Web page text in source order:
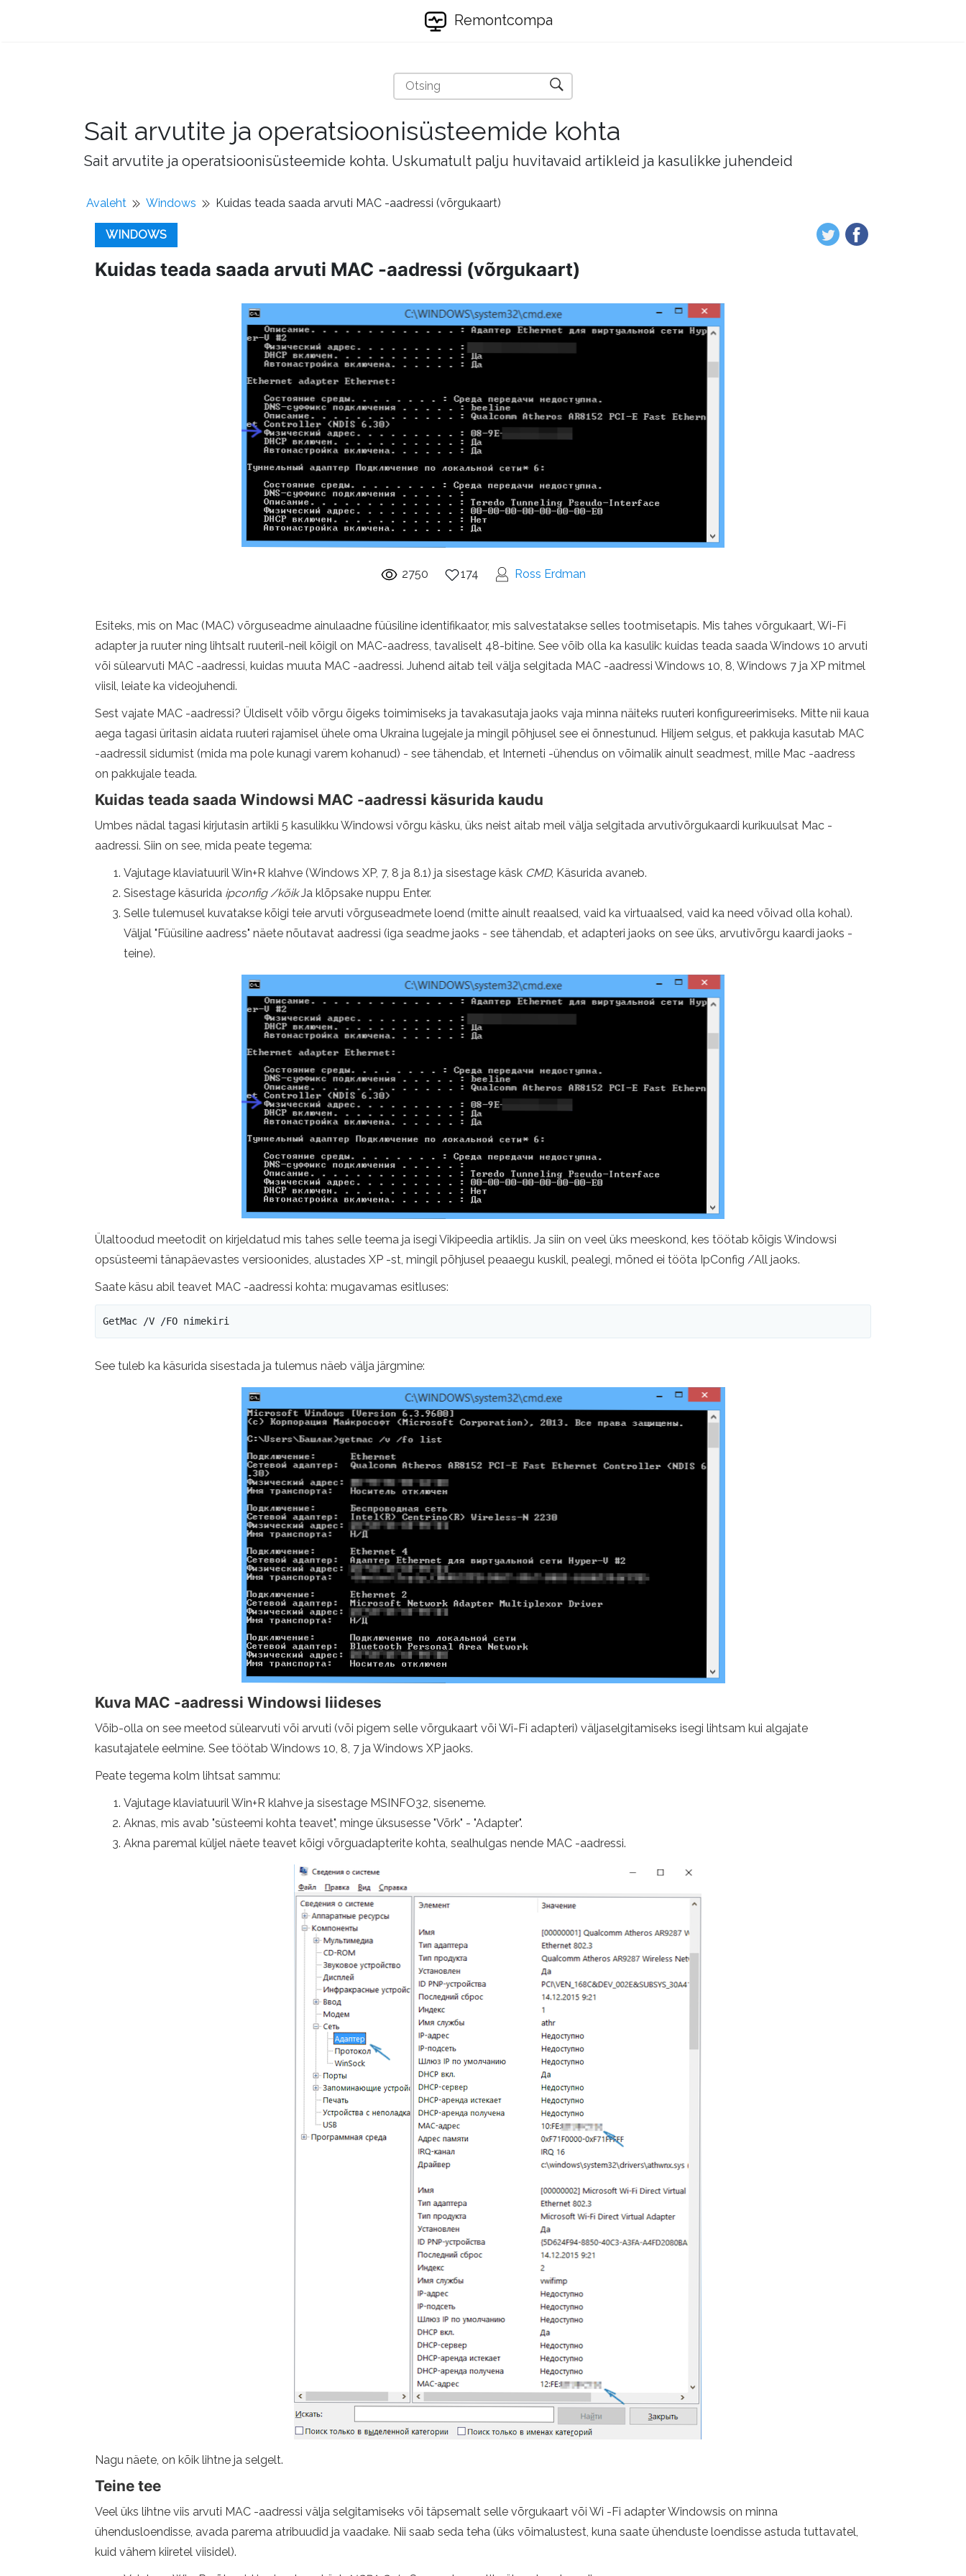
Remontcompa
Sait arvutite ja operatsioonisüsteemide kohta
Sait arvutite ja operatsioonisüsteemide kohta. Uskumatult palju huvitavaid artikleid ja kasulikke juhendeid
Avaleht Windows Kuidas teada saada arvuti MAC -aadressi (võrgukaart)
WINDOWS
Kuidas teada saada arvuti MAC -aadressi (võrgukaart)
2750 174 Ross Erdman
Esiteks, mis on Mac (MAC) võrguseadme ainulaadne füüsiline identifikaator, mis salvestatakse selles tootmisetapis. Mis tahes võrgukaart, Wi-Fi
adapter ja ruuter ning lihtsalt ruuteril-neil kõigil on MAC-aadress, tavaliselt 48-bitine. See võib olla ka kasulik: kuidas teada saada Windows 10 arvuti
või sülearvuti MAC -aadressi, kuidas muuta MAC -aadressi. Juhend aitab teil välja selgitada MAC -aadressi Windows 10, 8, Windows 7 ja XP mitmel
viisil, leiate ka videojuhendi.
Sest vajate MAC -aadressi? Üldiselt võib võrgu õigeks toimimiseks ja tavakasutaja jaoks vaja minna näiteks ruuteri konfigureerimiseks. Mitte nii kaua
aega tagasi üritasin aidata ruuteri rajamisel ühele oma Ukraina lugejale ja mingil põhjusel see ei õnnestunud. Hiljem selgus, et pakkuja kasutab MAC
-aadressil sidumist (mida ma pole kunagi varem kohanud) - see tähendab, et Interneti -ühendus on võimalik ainult seadmest, mille Mac -aadress
on pakkujale teada.
Kuidas teada saada Windowsi MAC -aadressi käsurida kaudu
Umbes nädal tagasi kirjutasin artikli 5 kasulikku Windowsi võrgu käsku, üks neist aitab meil välja selgitada arvutivõrgukaardi kurikuulsat Mac -
aadressi. Siin on see, mida peate tegema:
Vajutage klaviatuuril Win+R klahve (Windows XP, 7, 8 ja 8.1) ja sisestage käsk CMD, Käsurida avaneb.
Sisestage käsurida ipconfig /kõikJa klõpsake nuppu Enter.
Selle tulemusel kuvatakse kõigi teie arvuti võrguseadmete loend (mitte ainult reaalsed, vaid ka virtuaalsed, vaid ka need võivad olla kohal).
Väljal "Füüsiline aadress" näete nõutavat aadressi (iga seadme jaoks - see tähendab, et adapteri jaoks on see üks, arvutivõrgu kaardi jaoks -
teine).
Ülaltoodud meetodit on kirjeldatud mis tahes selle teema ja isegi Vikipeedia artiklis. Ja siin on veel üks meeskond, kes töötab kõigis Windowsi
opsüsteemi tänapäevastes versioonides, alustades XP -st, mingil põhjusel peaaegu kuskil, pealegi, mõned ei tööta IpConfig /All jaoks.
Saate käsu abil teavet MAC -aadressi kohta: mugavamas esitluses:
GetMac /V /FO nimekiri
See tuleb ka käsurida sisestada ja tulemus näeb välja järgmine:
Kuva MAC -aadressi Windowsi liideses
Võib-olla on see meetod sülearvuti või arvuti (või pigem selle võrgukaart või Wi-Fi adapteri) väljaselgitamiseks isegi lihtsam kui algajate
kasutajatele eelmine. See töötab Windows 10, 8, 7 ja Windows XP jaoks.
Peate tegema kolm lihtsat sammu:
Vajutage klaviatuuril Win+R klahve ja sisestage MSINFO32, siseneme.
Aknas, mis avab "süsteemi kohta teavet", minge üksusesse "Võrk" - "Adapter".
Akna paremal küljel näete teavet kõigi võrguadapterite kohta, sealhulgas nende MAC -aadressi.
Nagu näete, on kõik lihtne ja selgelt.
Teine tee
Veel üks lihtne viis arvuti MAC -aadressi välja selgitamiseks või täpsemalt selle võrgukaart või Wi -Fi adapter Windowsis on minna
ühendusloendisse, avada parema atribuudid ja vaadake. Nii saab seda teha (üks võimalustest, kuna saate ühenduste loendisse astuda tuttavatel,
kuid vähem kiiretel viisidel).